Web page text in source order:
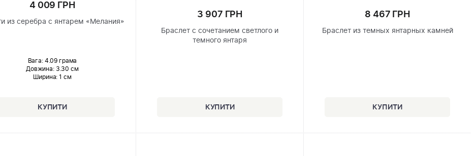
4 009 ГРН
из серебра с янтарем «Мелания»
Вага: 4.09 грама
Довжина:3.30 см
Ширина: 1 см
3 907 ГРН
Браслет с сочетанием светлого и
темного янтаря
8 467 ГРН
Браслет из темных янтарных камней